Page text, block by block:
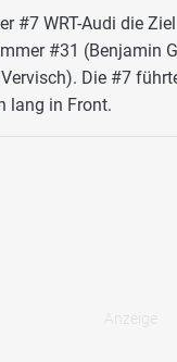
#7 WRT-Audi die
#31 (Benjamin
Die #7
lang in Front.